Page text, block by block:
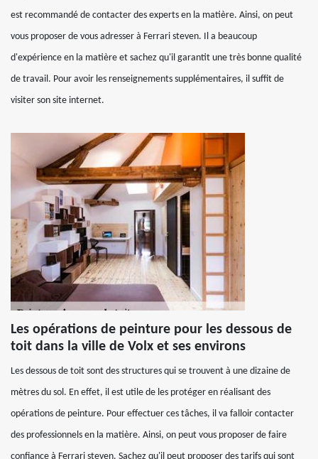
est recommandé de contacter des experts en la matière. Ainsi, on peut
vous proposer de vous adresser à Ferrari steven. Il a beaucoup
d'expérience en la matière et sachez qu'il garantit une très bonne qualité
de travail. Pour avoir les renseignements supplémentaires, il suffit de
visiter son site internet.
Les opérations de peinture pour les dessous de
toit dans la ville de Volx et ses environs
Les dessous de toit sont des structures qui se trouvent à une dizaine de
mètres du sol. En effet, il est utile de les protéger en réalisant des
opérations de peinture. Pour effectuer ces tâches, il va falloir contacter
des professionnels en la matière. Ainsi, on peut vous proposer de faire
confiance à Ferrari steven. Sachez qu'il peut proposer des tarifs qui sont